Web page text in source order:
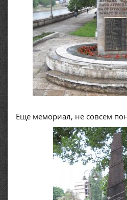
Еще мемориал, не совсем